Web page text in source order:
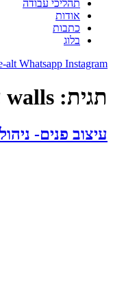
תהליכי עבודה
אודות
כתבות
בלוג
alt Whatsapp Instagram
תגית: walls עיצוב פנים
עיצוב פנים-